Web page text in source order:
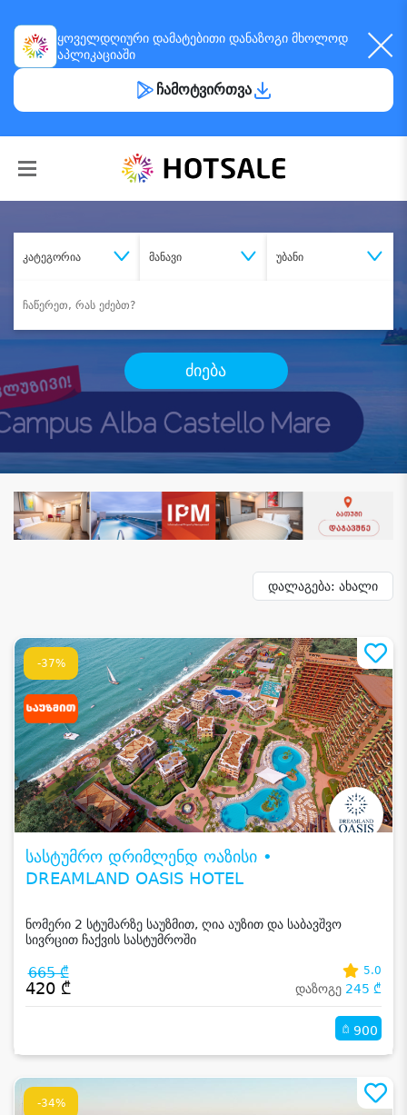
ყოველდღიური დამატებითი დანაზოგი მხოლოდ
აპლიკაციაში
ჩამოტვირთვა
კატეგორია მანავი უბანი
ძიება
დალაგება: ახალი
-37%
სასტუმრო დრიმლენდ ოაზისი •
DREAMLAND OASIS HOTEL
ნომერი 2 სტუმარზე საუზმით, ღია აუზით და საბავშვო
სივრცით ჩაქვის სასტუმროში
665 ₾
420 ₾
5.0
დაზოგე 245 ₾
900
-34%